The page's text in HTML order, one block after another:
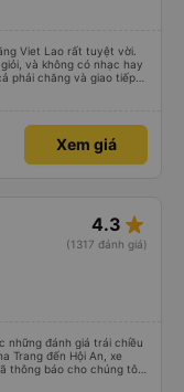
Viet Lao rất tuyệt vời.
và không có nhạc hay
phải chăng và giao tiếp
nên chọn hãng này.
ăn nhẹ ở một số điểm
dừng, dép nhựa được
thùng trước khi lên xe
cân, nhưng vẫn hơi
và giữa.
Xem giá
4.3 star_rate
(1317 đánh giá)
những đánh giá trái chiều
Trang đến Hội An, xe
thông báo cho chúng tôi
thực sự tốt bụng, họ giúp